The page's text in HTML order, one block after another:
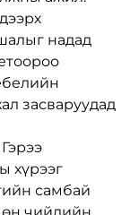
надад
засваруудад
хүрээг
самбай
чийдийн